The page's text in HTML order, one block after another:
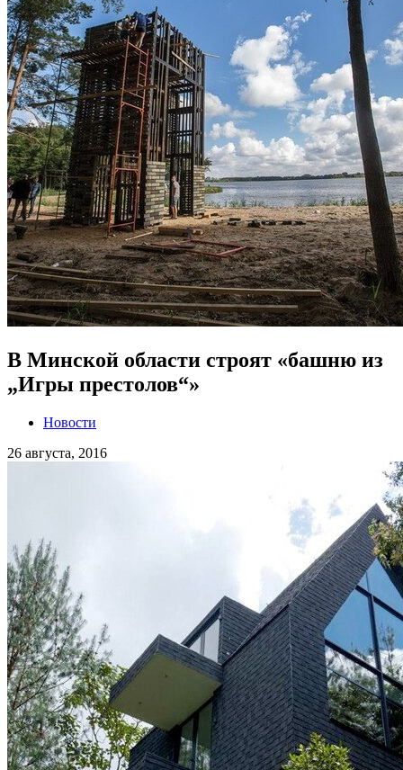
В Минской области строят «башню из
„Игры престолов“»
Новости
26 августа, 2016